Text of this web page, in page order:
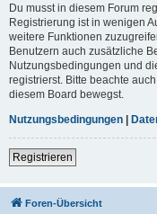
Du musst in diesem Forum
Registrierung ist in wenigen
weitere Funktionen
Benutzern auch zusätzliche
Nutzungsbedingungen und
registrierst. Bitte beachte
diesem Board bewegst.
Nutzungsbedingungen |
Registrieren
Foren-Übersicht